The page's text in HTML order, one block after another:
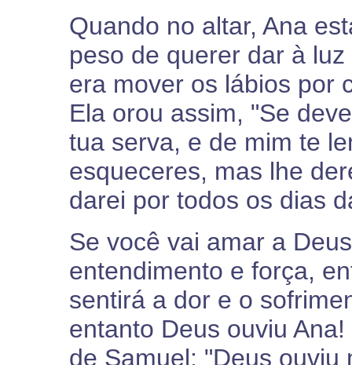
Quando no altar, Ana
peso de querer dar à
era mover os lábios por
Ela orou assim, "Se
tua serva, e de mim te
esqueceres, mas lhe
darei por todos os dias
Se você vai amar a
entendimento e força,
sentirá a dor e o
entanto Deus ouviu
de Samuel: "Deus ouviu